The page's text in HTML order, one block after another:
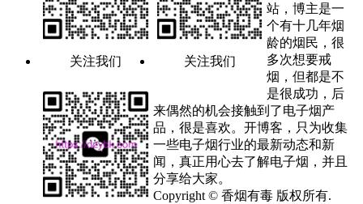
关注我们 关注我们
站，博主是一
个有十几年烟
龄的烟民，很
多次想要戒
烟，但都是不
是很成功，后
来偶然的机会接触到了电子烟产
品，很是喜欢。开博客，只为收集
一些电子烟行业的最新动态和新
闻，真正用心去了解电子烟，并且
分享给大家。
Copyright © 香烟有毒 版权所有.